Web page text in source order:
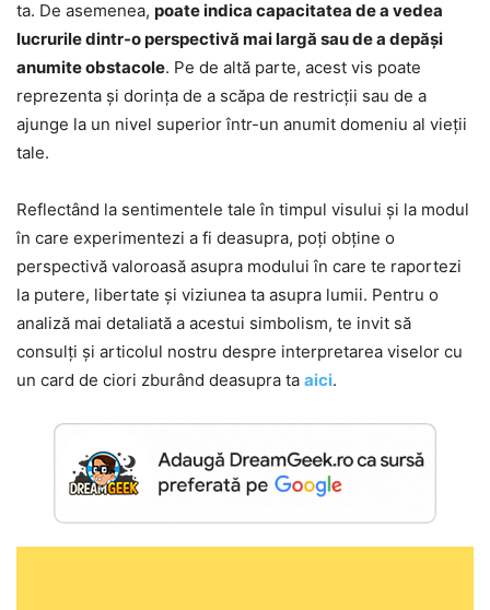
ta. De asemenea, poate indica capacitatea de a vedea
lucrurile dintr-o perspectivă mai largă sau de a depăși
anumite obstacole. Pe de altă parte, acest vis poate
reprezenta și dorința de a scăpa de restricții sau de a
ajunge la un nivel superior într-un anumit domeniu al vieții
tale.
Reflectând la sentimentele tale în timpul visului și la modul
în care experimentezi a fi deasupra, poți obține o
perspectivă valoroasă asupra modului în care te raportezi
la putere, libertate și viziunea ta asupra lumii. Pentru o
analiză mai detaliată a acestui simbolism, te invit să
consulți și articolul nostru despre interpretarea viselor cu
un card de ciori zburând deasupra ta aici.